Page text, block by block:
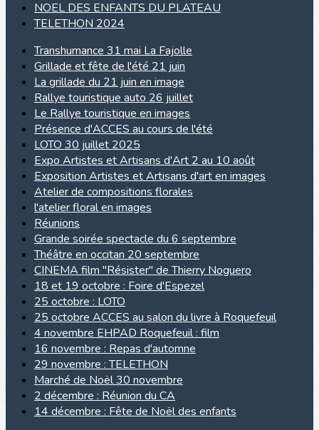
NOEL DES ENFANTS DU PLATEAU
TELETHON 2024
Transhumance 31 mai La Fajolle
Grillade et fête de l'été 21 juin
La grillade du 21 juin en image
Rallye touristique auto 26 juillet
Le Rallye touristique en images
Présence d'ACCES au cours de l'été
LOTO 30 juillet 2025
Expo Artistes et Artisans d'Art 2 au 10 août
Exposition Artistes et Artisans d'art en images
Atelier de compositions florales
l'atelier floral en images
Réunions
Grande soirée spectacle du 6 septembre
Théâtre en occitan 20 septembre
CINEMA film "Résister" de Thierry Noguero
18 et 19 octobre : Foire d'Espezel
25 octobre : LOTO
25 octobre ACCES au salon du livre à Roquefeuil
4 novembre EHPAD Roquefeuil : film
16 novembre : Repas d'automne
29 novembre : TELETHON
Marché de Noël 30 novembre
2 décembre : Réunion du CA
14 décembre : Fête de Noël des enfants